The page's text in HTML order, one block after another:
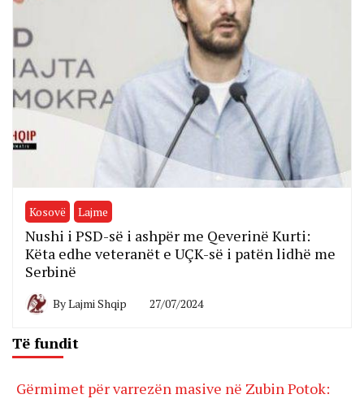
Kosovë Lajme
Nushi i PSD-së i ashpër me Qeverinë Kurti:
Këta edhe veteranët e UÇK-së i patën lidhë me
Serbinë
ByLajmi Shqip 27/07/2024
Të fundit
Gërmimet për varrezën masive në Zubin Potok: